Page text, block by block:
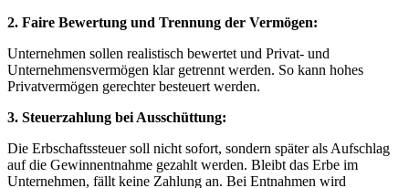
2. Faire Bewertung und Trennung der Vermögen:
Unternehmen sollen realistisch bewertet und Privat- und
Unternehmensvermögen klar getrennt werden. So kann hohes
Privatvermögen gerechter besteuert werden.
3. Steuerzahlung bei Ausschüttung:
Die Erbschaftssteuer soll nicht sofort, sondern später als Aufschlag
auf die Gewinnentnahme gezahlt werden. Bleibt das Erbe im
Unternehmen, fällt keine Zahlung an. Bei Entnahmen wird